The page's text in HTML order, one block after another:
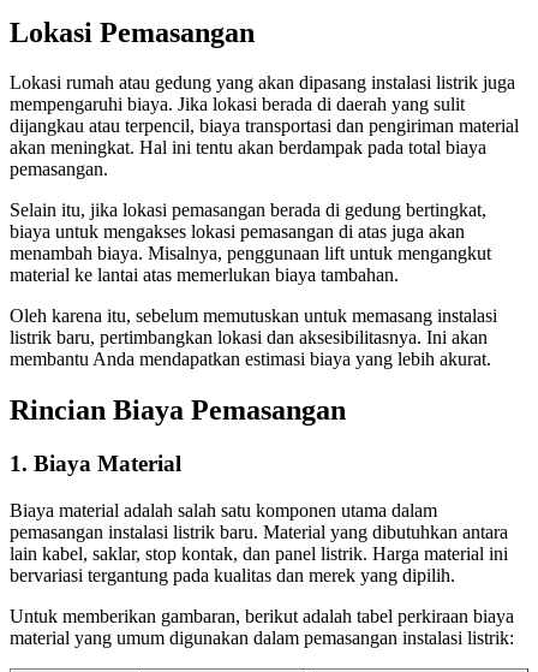
Lokasi Pemasangan
Lokasi rumah atau gedung yang akan dipasang instalasi listrik juga
mempengaruhi biaya. Jika lokasi berada di daerah yang sulit
dijangkau atau terpencil, biaya transportasi dan pengiriman material
akan meningkat. Hal ini tentu akan berdampak pada total biaya
pemasangan.
Selain itu, jika lokasi pemasangan berada di gedung bertingkat,
biaya untuk mengakses lokasi pemasangan di atas juga akan
menambah biaya. Misalnya, penggunaan lift untuk mengangkut
material ke lantai atas memerlukan biaya tambahan.
Oleh karena itu, sebelum memutuskan untuk memasang instalasi
listrik baru, pertimbangkan lokasi dan aksesibilitasnya. Ini akan
membantu Anda mendapatkan estimasi biaya yang lebih akurat.
Rincian Biaya Pemasangan
1. Biaya Material
Biaya material adalah salah satu komponen utama dalam
pemasangan instalasi listrik baru. Material yang dibutuhkan antara
lain kabel, saklar, stop kontak, dan panel listrik. Harga material ini
bervariasi tergantung pada kualitas dan merek yang dipilih.
Untuk memberikan gambaran, berikut adalah tabel perkiraan biaya
material yang umum digunakan dalam pemasangan instalasi listrik: